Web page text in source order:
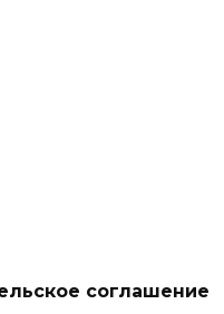
соглашение